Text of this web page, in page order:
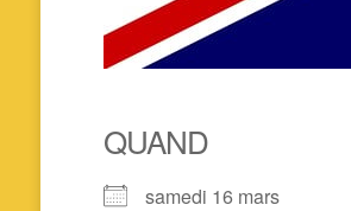
QUAND
samedi 16 mars